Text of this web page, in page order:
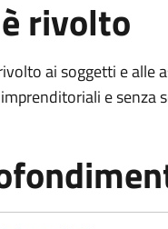
rivolto
ai soggetti e alle
e senza